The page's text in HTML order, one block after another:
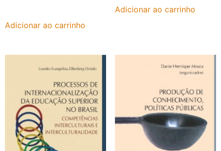
Adicionar ao carrinho
Adicionar ao carrinho